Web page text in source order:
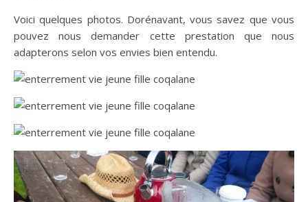
Voici quelques photos. Dorénavant, vous savez que vous
pouvez nous demander cette prestation que nous
adapterons selon vos envies bien entendu.